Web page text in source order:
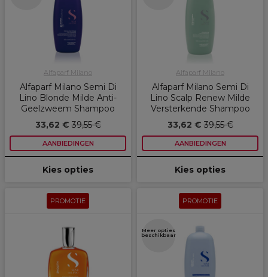
Alfaparf Milano
Alfaparf Milano Semi Di
Lino Blonde Milde Anti-
Geelzweem Shampoo
33,62 €39,55 €
AANBIEDINGEN
Kies opties
Alfaparf Milano
Alfaparf Milano Semi Di
Lino Scalp Renew Milde
Versterkende Shampoo
33,62 €39,55 €
AANBIEDINGEN
Kies opties
PROMOTIE PROMOTIE
Meer opties
beschikbaar